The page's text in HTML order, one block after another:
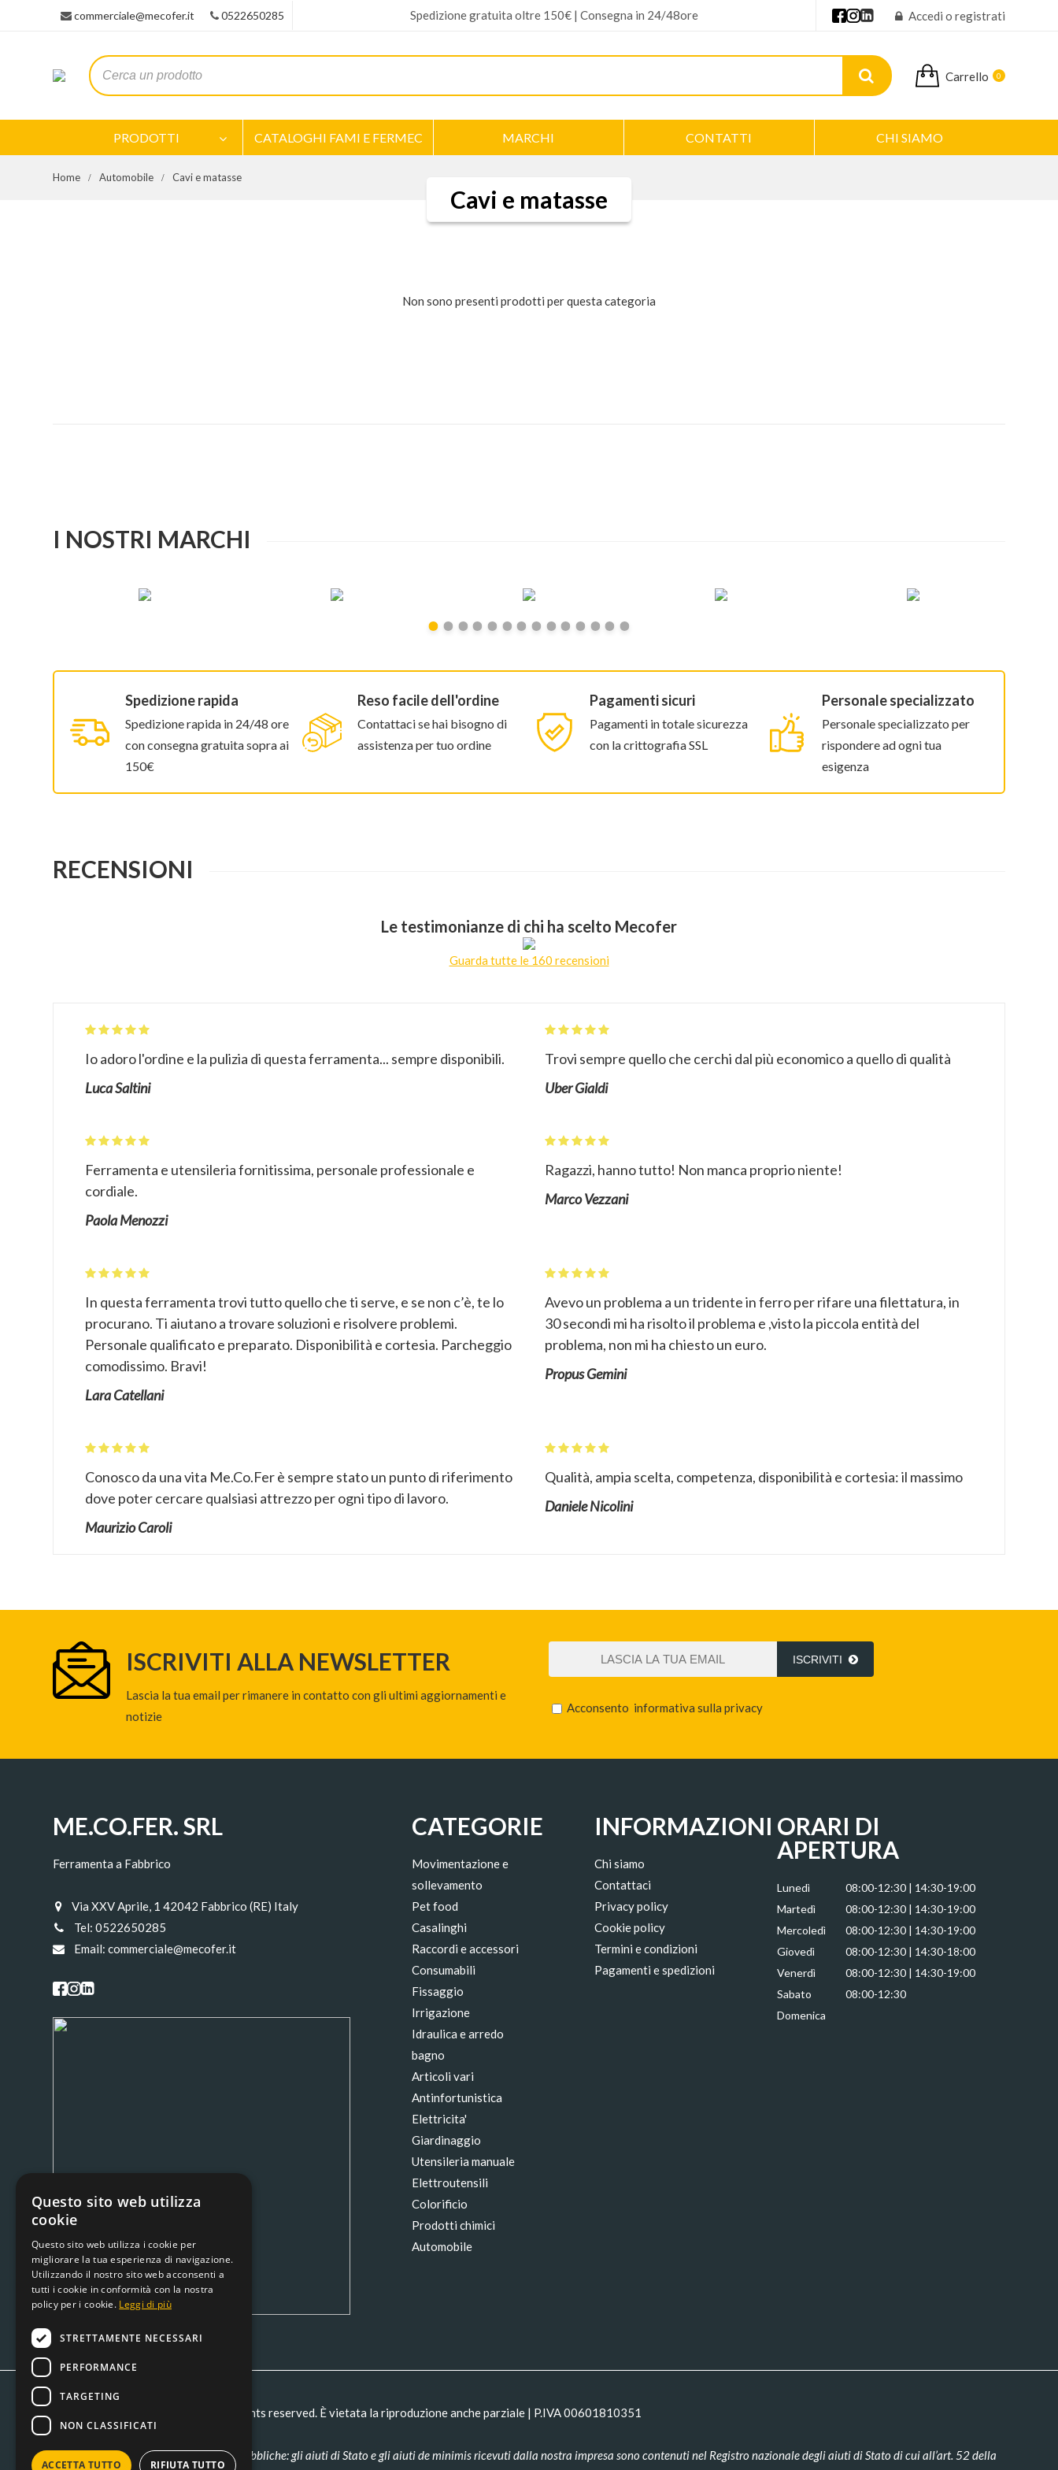
commerciale@mecofer.it 0522650285 Spedizione gratuita oltre 150€ | Consegna in 24/48ore Accedi o registrati
Carrello 0
PRODOTTI CATALOGHI FAMI E FERMEC MARCHI CONTATTI CHI SIAMO
Home Automobile Cavi e matasse
Cavi e matasse
Non sono presenti prodotti per questa categoria
I NOSTRI MARCHI
Spedizione rapida
Spedizione rapida in 24/48 ore
con consegna gratuita sopra ai
150€
Reso facile dell'ordine
Contattaci se hai bisogno di
assistenza per tuo ordine
Pagamenti sicuri
Pagamenti in totale sicurezza
con la crittografia SSL
Personale specializzato
Personale specializzato per
rispondere ad ogni tua
esigenza
RECENSIONI
Le testimonianze di chi ha scelto Mecofer
Guarda tutte le 160 recensioni
Io adoro l'ordine e la pulizia di questa ferramenta... sempre disponibili.
Luca Saltini
Trovi sempre quello che cerchi dal più economico a quello di qualità
Uber Gialdi
Ferramenta e utensileria fornitissima, personale professionale e
cordiale.
Paola Menozzi
Ragazzi, hanno tutto! Non manca proprio niente!
Marco Vezzani
In questa ferramenta trovi tutto quello che ti serve, e se non c’è, te lo
procurano. Ti aiutano a trovare soluzioni e risolvere problemi.
Personale qualificato e preparato. Disponibilità e cortesia. Parcheggio
comodissimo. Bravi!
Lara Catellani
Avevo un problema a un tridente in ferro per rifare una filettatura, in
30 secondi mi ha risolto il problema e ,visto la piccola entità del
problema, non mi ha chiesto un euro.
Propus Gemini
Conosco da una vita Me.Co.Fer è sempre stato un punto di riferimento
dove poter cercare qualsiasi attrezzo per ogni tipo di lavoro.
Maurizio Caroli
Qualità, ampia scelta, competenza, disponibilità e cortesia: il massimo
Daniele Nicolini
ISCRIVITI ALLA NEWSLETTER
Lascia la tua email per rimanere in contatto con gli ultimi aggiornamenti e
notizie
Acconsento informativa sulla privacy
ISCRIVITI
ME.CO.FER. SRL
Ferramenta a Fabbrico
Via XXV Aprile, 1 42042 Fabbrico (RE) Italy
Tel:0522650285
Email:commerciale@mecofer.it
CATEGORIE
Movimentazione e
sollevamento
Pet food
Casalinghi
Raccordi e accessori
Consumabili
Fissaggio
Irrigazione
Idraulica e arredo
bagno
Articoli vari
Antinfortunistica
Elettricita'
Giardinaggio
Utensileria manuale
Elettroutensili
Colorificio
Prodotti chimici
Automobile
INFORMAZIONI
Chi siamo
Contattaci
Privacy policy
Cookie policy
Termini e condizioni
Pagamenti e spedizioni
ORARI DI
APERTURA
Lunedì
08:00-12:30 | 14:30-19:00
Martedì
08:00-12:30 | 14:30-19:00
Mercoledì
08:00-12:30 | 14:30-19:00
Giovedì
08:00-12:30 | 14:30-18:00
Venerdì
08:00-12:30 | 14:30-19:00
Sabato
08:00-12:30
Domenica
Copyright © ME.CO.FER. SRL - All rights reserved. È vietata la riproduzione anche parziale | P.IVA 00601810351
Obblighi informativi per le erogazioni pubbliche: gli aiuti di Stato e gli aiuti de minimis ricevuti dalla nostra impresa sono contenuti nel Registro nazionale degli aiuti di Stato di cui all’art. 52 della
Questo sito web utilizza
cookie
Questo sito web utilizza i cookie per
migliorare la tua esperienza di navigazione.
Utilizzando il nostro sito web acconsenti a
tutti i cookie in conformità con la nostra
policy per i cookie. Leggi di più
STRETTAMENTE NECESSARI
PERFORMANCE
TARGETING
NON CLASSIFICATI
ACCETTA TUTTO RIFIUTA TUTTO